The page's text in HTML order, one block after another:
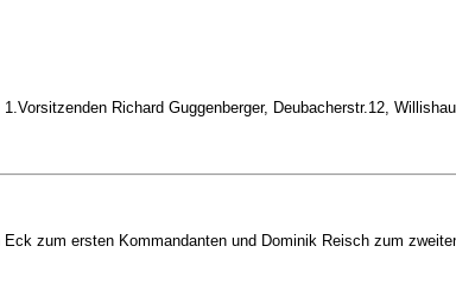
Richard Guggenberger, Deubacherstr.12,
zum ersten Kommandanten und Dominik Reisch zum